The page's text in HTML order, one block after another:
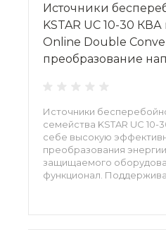
Источники
KSTAR UС 10-30 КВА
Online Double
преобразование
Источники
семейства KSTAR UС
себе высокую
преобразования
защищаемого
функционал.